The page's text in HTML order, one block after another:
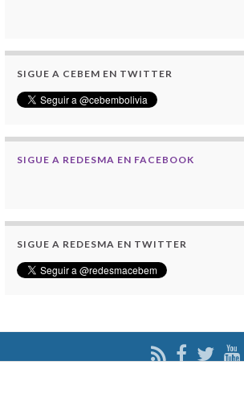
SIGUE A CEBEM EN TWITTER
SIGUE A REDESMA EN FACEBOOK
SIGUE A REDESMA EN TWITTER